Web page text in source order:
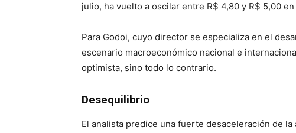
julio, ha vuelto a oscilar entre R$ 4,80 y R$ 5,00
Para Godoi, cuyo director se especializa en el
escenario macroeconómico nacional e
optimista, sino todo lo contrario.
Desequilibrio
El analista predice una fuerte desaceleración de